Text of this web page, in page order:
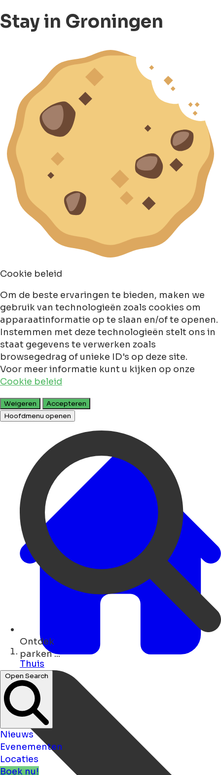
Stay in Groningen
Cookie beleid
Om de beste ervaringen te bieden, maken we
gebruik van technologieën zoals cookies om
apparaatinformatie op te slaan en/of te openen.
Instemmen met deze technologieën stelt ons in
staat gegevens te verwerken zoals
browsegedrag of unieke ID's op deze site.
Voor meer informatie kunt u kijken op onze
Cookie beleid
Weigeren
Accepteren
Hoofdmenu openen
Ontdek
cafés ...
Open Search
Nieuws
Evenementen
Locaties
Boek nu!
Thuis